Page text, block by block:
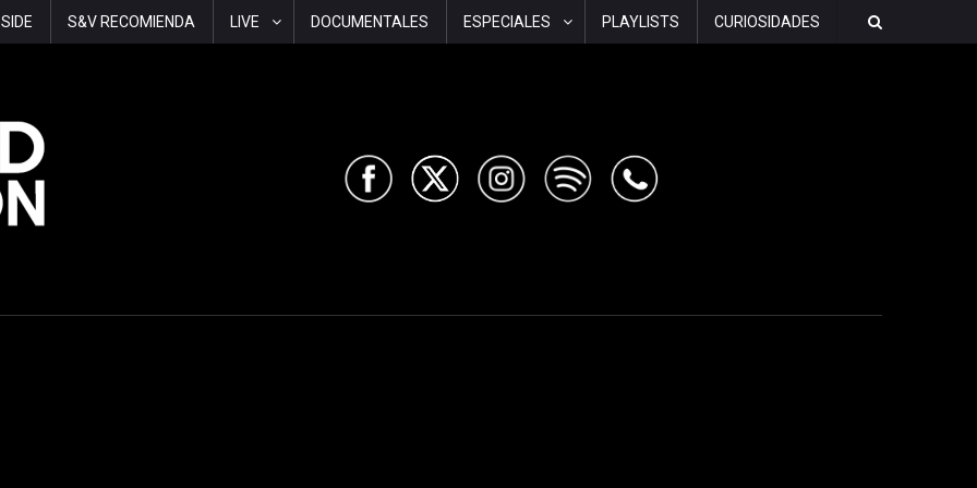
S&V RECOMIENDA LIVE DOCUMENTALES ESPECIALES PLAYLISTS CURIOSIDADES